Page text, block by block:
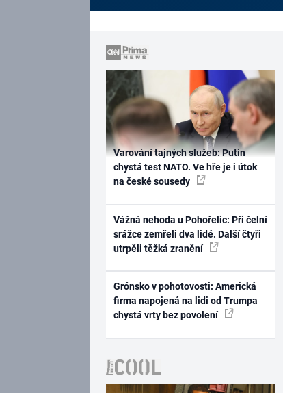
Varování tajných služeb: Putin
chystá test NATO. Ve hře je i útok
na české sousedy
Vážná nehoda u Pohořelic: Při čelní
srážce zemřeli dva lidé. Další čtyři
utrpěli těžká zranění
Grónsko v pohotovosti: Americká
firma napojená na lidi od Trumpa
chystá vrty bez povolení